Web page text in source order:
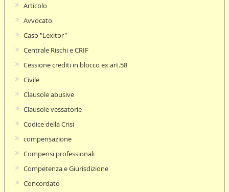
Articolo
Avvocato
Caso "Lexitor"
Centrale Rischi e CRIF
Cessione crediti in blocco ex art.58
Civile
Clausole abusive
Clausole vessatorie
Codice della Crisi
compensazione
Compensi professionali
Competenza e Giurisdizione
Concordato